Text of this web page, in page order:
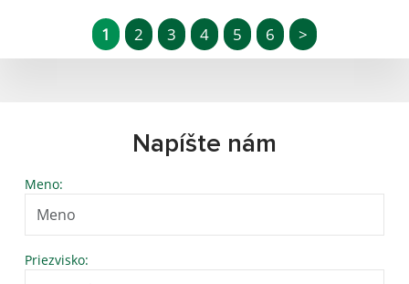
1 2 3 4 5 6 >
Napíšte nám
Meno:
Priezvisko: